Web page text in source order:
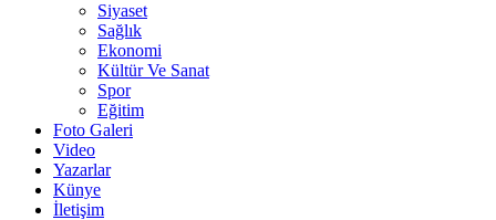
Siyaset
Sağlık
Ekonomi
Kültür Ve Sanat
Spor
Eğitim
Foto Galeri
Video
Yazarlar
Künye
İletişim